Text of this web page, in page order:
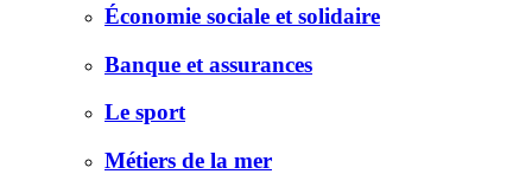
Économie sociale et solidaire
Banque et assurances
Le sport
Métiers de la mer